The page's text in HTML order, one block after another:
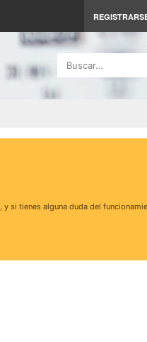
Buscar…
, y si tienes alguna duda del